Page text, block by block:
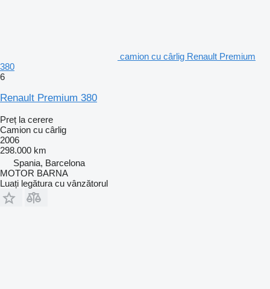
camion cu cârlig Renault Premium
380
6
Renault Premium 380
Preț la cerere
Camion cu cârlig
2006
298.000 km
Spania, Barcelona
MOTOR BARNA
Luați legătura cu vânzătorul